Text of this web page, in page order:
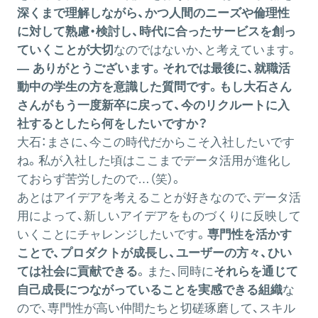
深くまで理解しながら、かつ人間のニーズや倫理性
に対して熟慮・検討し、時代に合ったサービスを創っ
ていくことが大切 なのではないか、と考えています。
― ありがとうございます。それでは最後に、就職活
動中の学生の方を意識した質問です。もし大石さん
さんがもう一度新卒に戻って、今のリクルートに入
社するとしたら何をしたいですか？
大石： まさに、今この時代だからこそ入社したいです
ね。私が入社した頃はここまでデータ活用が進化し
ておらず苦労したので…（笑）。
あとはアイデアを考えることが好きなので、データ活
用によって、新しいアイデアをものづくりに反映して
いくことにチャレンジしたいです。 専門性を活かす
ことで、プロダクトが成長し、ユーザーの方々、ひい
ては社会に貢献できる。また、同時にそれらを通じて
自己成長につながっていることを実感できる組織な
ので、専門性が高い仲間たちと切磋琢磨して、スキル